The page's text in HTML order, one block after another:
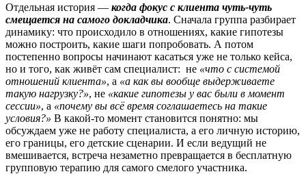
Отдельная история — когда фокус с клиента чуть-чуть
смещается на самого докладчика. Сначала группа разбирает
динамику: что происходило в отношениях, какие гипотезы
можно построить, какие шаги попробовать. А потом
постепенно вопросы начинают касаться уже не только кейса,
но и того, как живёт сам специалист: не «что с системой
отношений клиента», а «а как вы вообще выдерживаете
такую нагрузку?», не «какие гипотезы у вас были в момент
сессии», а «почему вы всё время соглашаетесь на такие
условия?» В какой-то момент становится понятно: мы
обсуждаем уже не работу специалиста, а его личную историю,
его границы, его детские сценарии. И если ведущий не
вмешивается, встреча незаметно превращается в бесплатную
групповую терапию для самого смелого участника.